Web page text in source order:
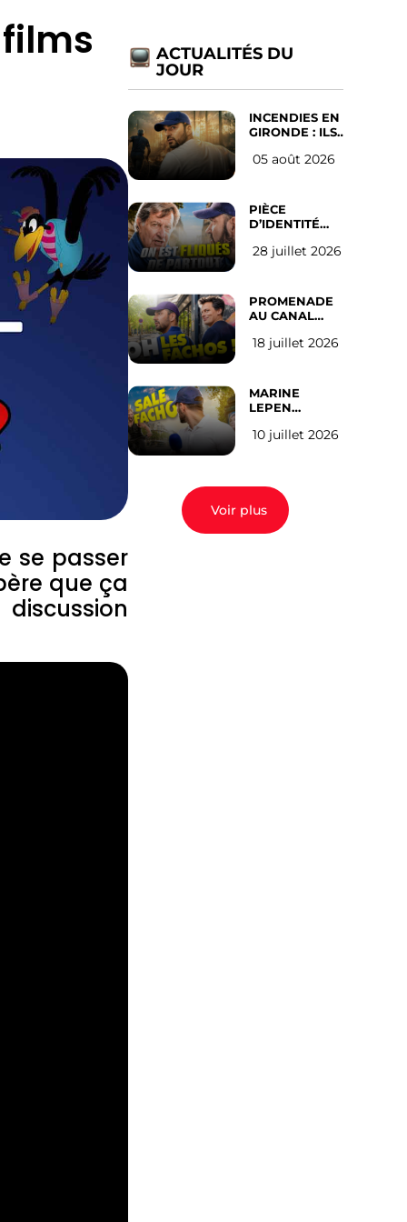
se passer
que ça
ACTUALITÉS DU
JOUR
INCENDIES EN
GIRONDE : ILS
D’ABANDONNER
05 août 2026
PIÈCE
D’IDENTITÉ
SUR LES
l’avis des
Français
28 juillet 2026
PROMENADE
AU CANAL
(les gauchistes
18 juillet 2026
MARINE
LEPEN
EN 2027 : l’avis
10 juillet 2026
Voir plus